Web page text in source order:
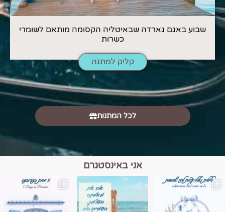
שבוע באגם גארדה שבאיטליה הקסומה מותאם לשומרי
כשרות
קליק למתנה
לכל המתנות
אני באינסטגרם
הם הגבול 💙🩵